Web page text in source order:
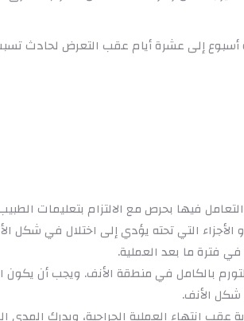
أسبوع إلى عشرة أيام عقب التعرض لحادث
فيها بحرص مع الالتزام بتعليمات
التي تحته يؤدي إلى اختلال في شكل
فترة ما بعد العملية.
التورم بالكامل في منطقة الأنف. ويجب أن
شكل الأنف.
عقب انتهاء العملية الجراحية، ويدرك المدى